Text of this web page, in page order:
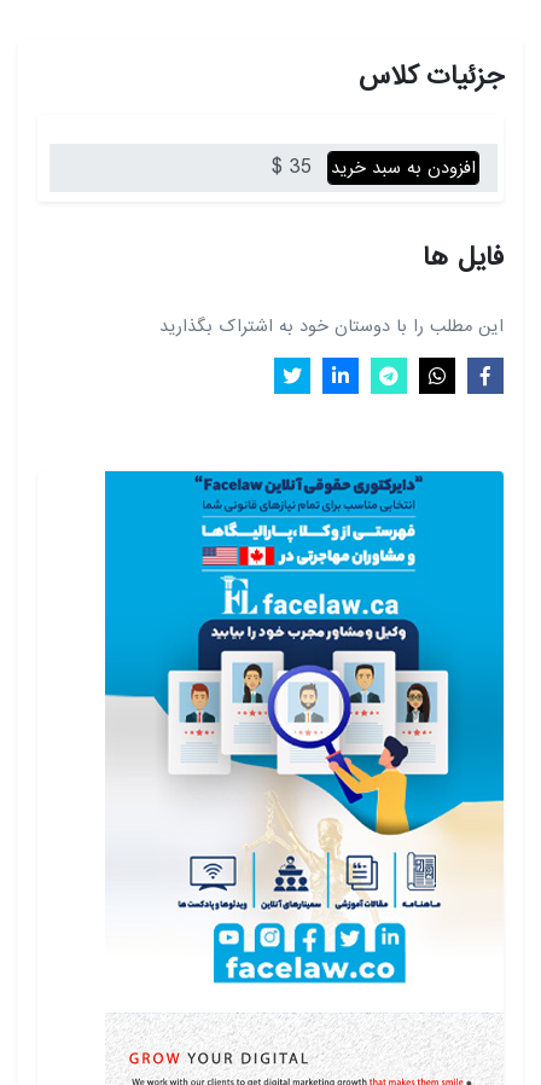
جزئیات کلاس
افزودن به سبد خرید 35 $
فایل ها
این مطلب را با دوستان خود به اشتراک بگذارید